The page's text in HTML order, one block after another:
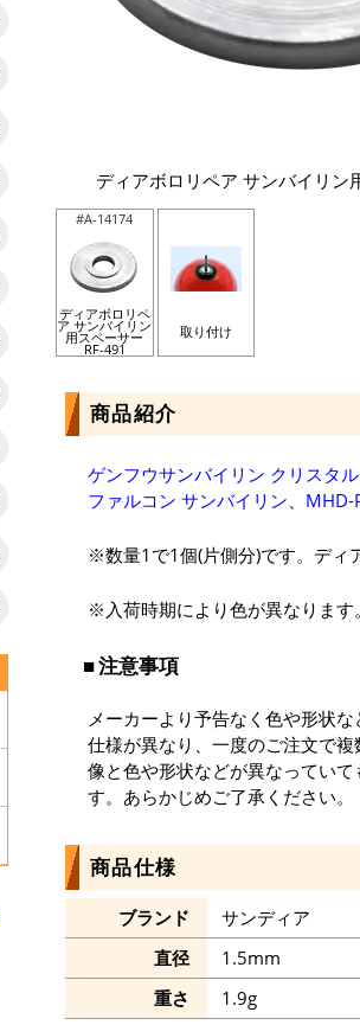
ディアボロリペア サンバイリン
#A-14174
ディアボロリペ
ア サンバイリン
用スペーサー
RF-491
取り付け
商品紹介
ゲンフウサンバイリン クリスタ
ファルコン サンバイリン、 MHD-
※数量1で1個(片側分)です。ディ
※入荷時期により色が異なります
注意事項
メーカーより予告なく色や形状
仕様が異なり、一度のご注文で
像と色や形状などが異なってい
す。あらかじめご了承ください。
商品仕様
ブランド
サンディア
直径
1.5mm
重さ
1.9g